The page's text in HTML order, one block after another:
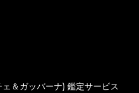
＆ガッバーナ) - 鑑定サー
＆ガッバーナ) 鑑定サービス